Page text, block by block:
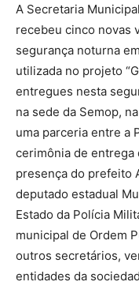
A Secretaria
recebeu cinco novas
segurança noturna
utilizada no projeto
entregues nesta
na sede da Semop,
uma parceria entre a
cerimônia de entrega
presença do prefeito
deputado estadual
Estado da Polícia
municipal de Ordem
outros secretários,
entidades da